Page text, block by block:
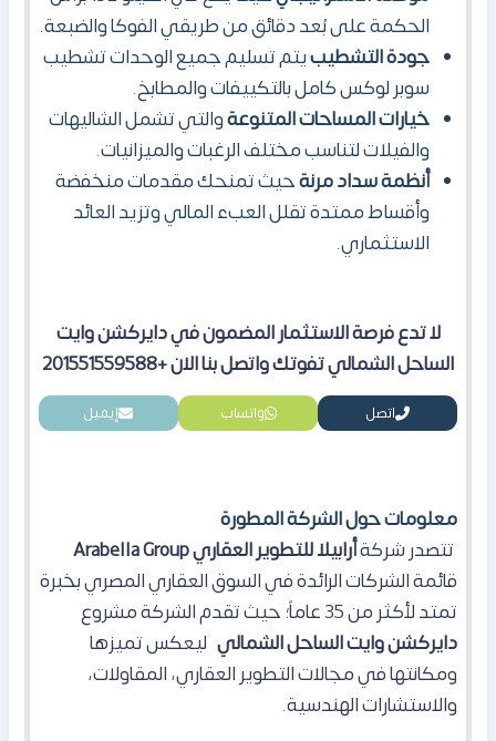
الحكمة على بُعد دقائق من طريقي الفوكا والضبعة.
جودة التشطيبيتمتسليم جميع الوحدات تشطيب
سوبر لوكس كامل بالتكييفات والمطابخ.
خيارات المساحات المتنوعةوالتيتشمل الشاليهات
والفيلات لتناسب مختلف الرغبات والميزانيات.
أنظمة سداد مرنةحيث تمنحك مقدمات منخفضة
وأقساط ممتدة تقلل العبء المالي وتزيد العائد
الاستثماري.
لا تدع فرصة الاستثمار المضمون في دايركشن وايت
الساحل الشمالي تفوتك واتصل بنا الان+201551559588
اتصل واتساب إيميل
معلومات حول الشركة المطورة
تتصدر شركةأرابيلا للتطوير العقاري ArabellaGroup
قائمة الشركات الرائدة في السوق العقاري المصري بخبرة
تمتد لأكثر من 35 عاماً؛ حيث تقدم الشركة مشروع
دايركشن وايت الساحل الشماليليعكس تميزها
ومكانتها في مجالات التطوير العقاري، المقاولات،
والاستشارات الهندسية.